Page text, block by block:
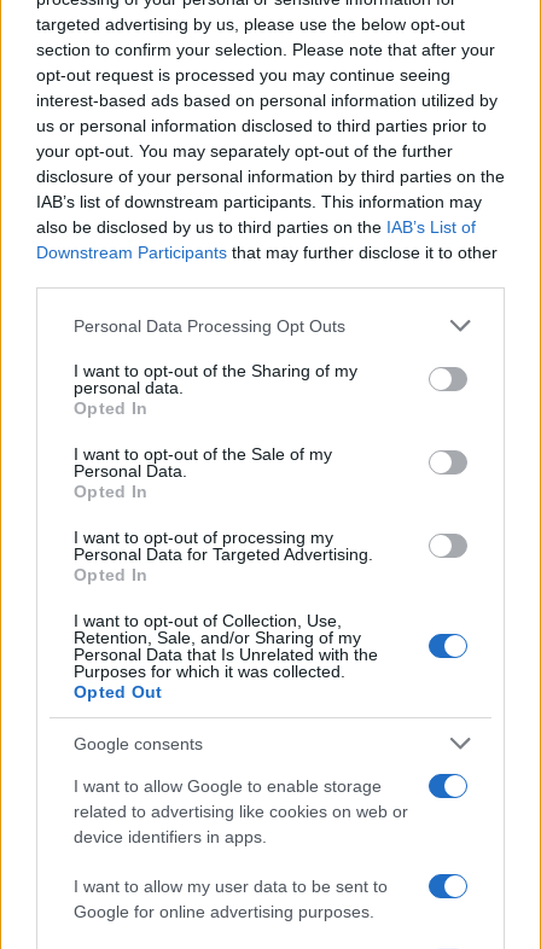
targeted advertising by us, please use the below opt-out
section to confirm your selection. Please note that after your
opt-out request is processed you may continue seeing
interest-based ads based on personal information utilized by
us or personal information disclosed to third parties prior to
your opt-out. You may separately opt-out of the further
disclosure of your personal information by third parties on the
IAB’s list of downstream participants. This information may
also be disclosed by us to third parties on the IAB’s List of
Downstream Participants that may further disclose it to other
Please note that this website/app uses one or more Google
not limited to your visit or usage behaviour. You may click to
grant or deny consent to Google and its third-party tags to
use your data for below specified purposes in below Google
consent section.
Personal Data Processing Opt Outs
I want to opt-out of the Sharing of my
personal data.
Opted In
I want to opt-out of the Sale of my
Personal Data.
Opted In
I want to opt-out of processing my
Personal Data for Targeted Advertising.
Opted In
I want to opt-out of Collection, Use,
Retention, Sale, and/or Sharing of my
Personal Data that Is Unrelated with the
Purposes for which it was collected.
Opted Out
Google consents
I want to allow Google to enable storage
related to advertising like cookies on web or
device identifiers in apps.
I want to allow my user data to be sent to
Google for online advertising purposes.
capace di esprimere la propria personalità
attraverso pezzi unici e significativi.
In un’epoca in cui il fast fashion domina, Juju Vera
si distingue come un marchio che celebra la
bellezza della tradizione, il valore dei materiali di
alta qualità e la forza delle storie personali. Ogni
gioiello è un invito a celebrare sé stessi, a portare
con sé un pezzo di storia, a indossare un’opera
d’arte. E così, mentre continuiamo a scoprire
l’universo di Julia Ferentinos e Juju Vera, ci
rendiamo conto che indossare un suo gioiello
un messaggio dibellezza senza tempo
AUTORE
Staff